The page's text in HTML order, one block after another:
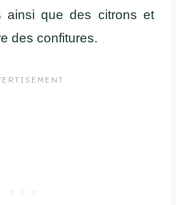
ainsi que des citrons et
des confitures.